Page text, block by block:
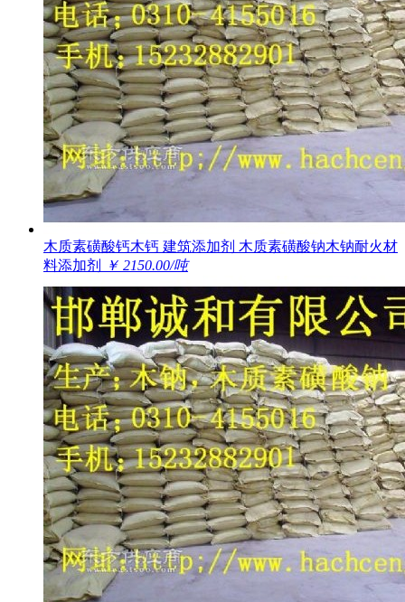
木质素磺酸钙木钙 建筑添加剂 木质素磺酸钠木钠耐火材
料添加剂
￥ 2150.00/吨